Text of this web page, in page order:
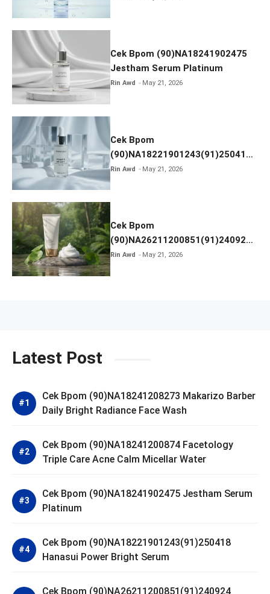
Cek Bpom (90)NA18241902475
Jestham Serum Platinum
Rin Awd May 21, 2026
Cek Bpom
(90)NA18221901243(91)250418
Hanasui Power Bright Serum
Rin Awd May 21, 2026
Cek Bpom
(90)NA26211200851(91)240924
SKIN1004 Madagascar Centella
Rin Awd May 21, 2026
Latest Post
Cek Bpom (90)NA18241208273 Makarizo Barber
Daily Bright Radiance Face Wash
Cek Bpom (90)NA18241200874 Facetology
Triple Care Acne Calm Micellar Water
Cek Bpom (90)NA18241902475 Jestham Serum
Platinum
Cek Bpom (90)NA18221901243(91)250418
Hanasui Power Bright Serum
Cek Bpom (90)NA26211200851(91)240924